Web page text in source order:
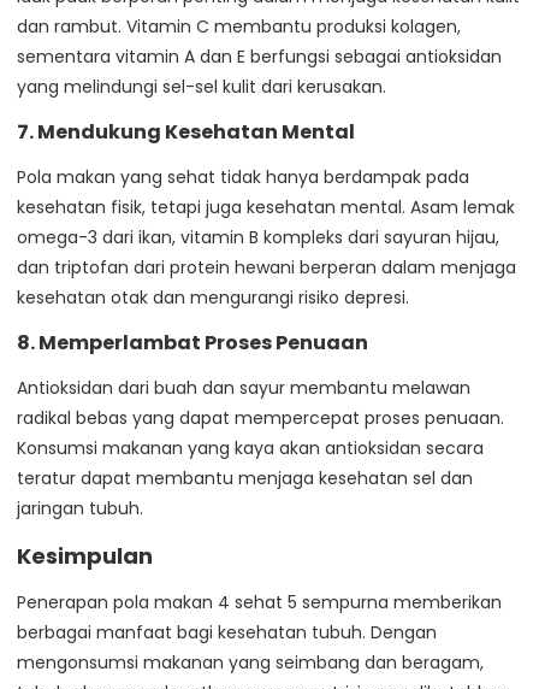
dan rambut. Vitamin C membantu produksi kolagen,
sementara vitamin A dan E berfungsi sebagai antioksidan
yang melindungi sel-sel kulit dari kerusakan.
7.Mendukung Kesehatan Mental
Pola makan yang sehat tidak hanya berdampak pada
kesehatan fisik, tetapi juga kesehatan mental. Asam lemak
omega-3 dari ikan, vitamin B kompleks dari sayuran hijau,
dan triptofan dari protein hewani berperan dalam menjaga
kesehatan otak dan mengurangi risiko depresi.
8.Memperlambat Proses Penuaan
Antioksidan dari buah dan sayur membantu melawan
radikal bebas yang dapat mempercepat proses penuaan.
Konsumsi makanan yang kaya akan antioksidan secara
teratur dapat membantu menjaga kesehatan sel dan
jaringan tubuh.
Kesimpulan
Penerapan pola makan 4 sehat 5 sempurna memberikan
berbagai manfaat bagi kesehatan tubuh. Dengan
mengonsumsi makanan yang seimbang dan beragam,